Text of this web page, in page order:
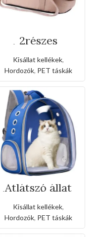
2részes
bársonyos
válltáska
Kisállat kellékek,
Hordozók, PET táskák
Átlátszó állat
hordozó táska
Kisállat kellékek,
Hordozók, PET táskák